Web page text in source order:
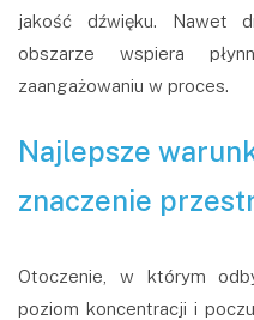
jakość dźwięku. Nawet
obszarze wspiera
zaangażowaniu w proces.
Najlepsze
znaczenie
Otoczenie, w którym
poziom koncentracji i